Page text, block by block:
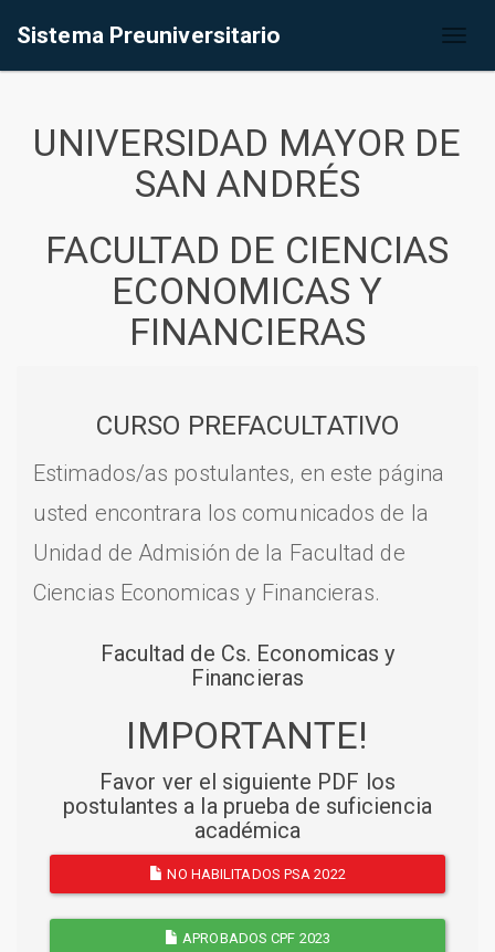
Sistema Preuniversitario
UNIVERSIDAD MAYOR DE
SAN ANDRÉS
FACULTAD DE CIENCIAS
ECONOMICAS Y
FINANCIERAS
CURSO PREFACULTATIVO
Estimados/as postulantes, en este página
usted encontrara los comunicados de la
Unidad de Admisión de la Facultad de
Ciencias Economicas y Financieras.
Facultad de Cs. Economicas y
Financieras
IMPORTANTE!
Favor ver el siguiente PDF los
postulantes a la prueba de suficiencia
académica
NO HABILITADOS PSA 2022
APROBADOS CPF 2023